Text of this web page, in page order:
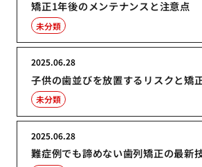
矯正1年後のメンテナンスと注意点
未分類
子供の歯並びを放置するリスクと矯
2025.06.28
未分類
難症例でも諦めない歯列矯正の最新
2025.06.28